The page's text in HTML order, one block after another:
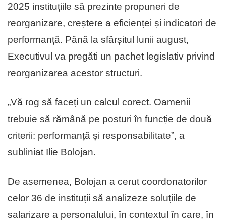
2025 instituțiile să prezinte propuneri de
reorganizare, creștere a eficienței și indicatori de
performanță. Până la sfârșitul lunii august,
Executivul va pregăti un pachet legislativ privind
reorganizarea acestor structuri.
„Vă rog să faceți un calcul corect. Oamenii
trebuie să rămână pe posturi în funcție de două
criterii: performanță și responsabilitate”, a
subliniat Ilie Bolojan.
De asemenea, Bolojan a cerut coordonatorilor
celor 36 de instituții să analizeze soluțiile de
salarizare a personalului, în contextul în care, în